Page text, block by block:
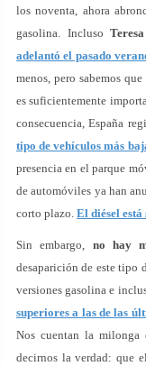
los noventa, ahora
gasolina. Incluso
adelantó el pasado
menos, pero sabemos
es suficientemente
consecuencia, España
tipo de vehículos más
presencia en el parque
de automóviles ya han
corto plazo. El diésel
Sin embargo, no hay
desaparición de este tipo
versiones gasolina e
superiores a las de las
Nos cuentan la milonga
decirnos la verdad: que